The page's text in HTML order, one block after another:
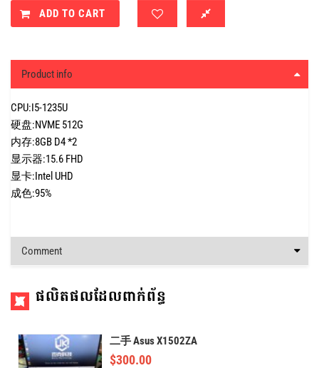
ADD TO CART
Product info
CPU:I5-1235U
硬盘:NVME 512G
内存:8GB D4 *2
显示器:15.6 FHD
显卡:Intel UHD
成色:95%
Comment
ផលិតផលដែលពាក់ព័ន្ធ
二手 Asus X1502ZA
$300.00